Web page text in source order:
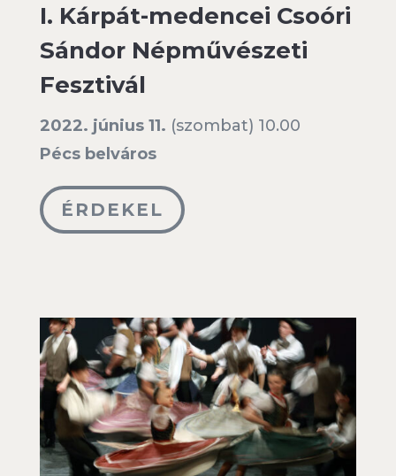
I. Kárpát-medencei Csoóri
Sándor Népművészeti
Fesztivál
2022. június 11. (szombat) 10.00
Pécs belváros
ÉRDEKEL